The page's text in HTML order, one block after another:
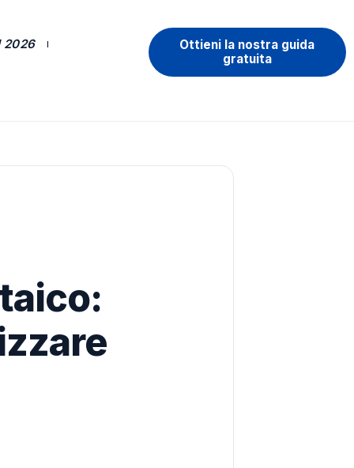
2026
Ottieni la nostra guida
gratuita